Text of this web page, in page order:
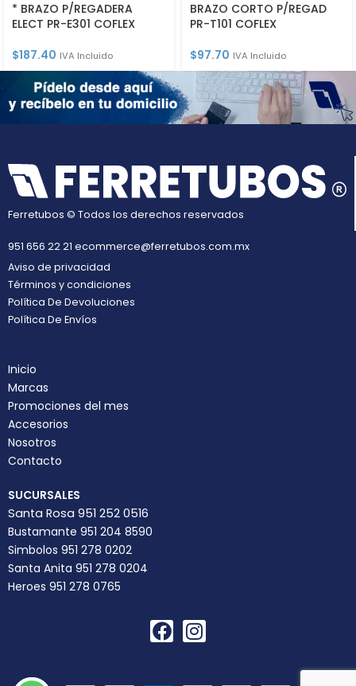
* BRAZO P/REGADERA
ELECT PR-E301 COFLEX
$187.40 IVA Incluido
BRAZO CORTO P/REGAD
PR-T101 COFLEX
$97.70 IVA Incluido
Ferretubos © Todos los derechos reservados
951 656 22 21 ecommerce@ferretubos.com.mx
Aviso de privacidad
Términos y condiciones
Política De Devoluciones
Política De Envíos
Inicio
Marcas
Promociones del mes
Accesorios
Nosotros
Contacto
SUCURSALES
Santa Rosa 951 252 0516
Bustamante 951 204 8590
Simbolos 951 278 0202
Santa Anita 951 278 0204
Heroes 951 278 0765